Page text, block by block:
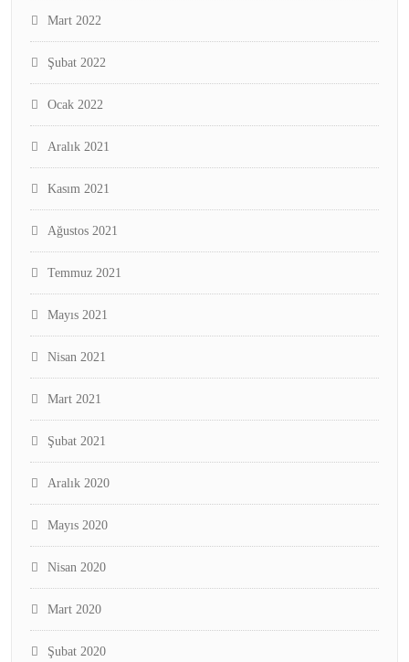
Mart 2022
Şubat 2022
Ocak 2022
Aralık 2021
Kasım 2021
Ağustos 2021
Temmuz 2021
Mayıs 2021
Nisan 2021
Mart 2021
Şubat 2021
Aralık 2020
Mayıs 2020
Nisan 2020
Mart 2020
Şubat 2020